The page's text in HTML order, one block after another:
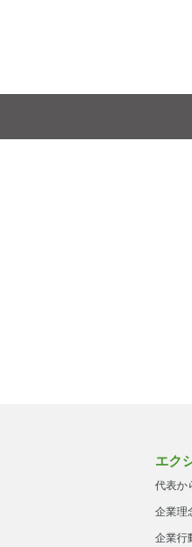
エク
代表か
企業理
企業行